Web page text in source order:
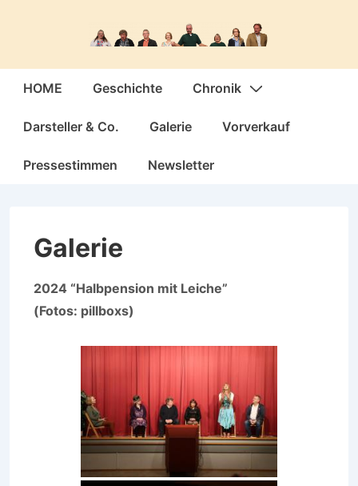
Hauptnavigation
HOME Geschichte Chronik
Darsteller & Co. Galerie Vorverkauf
Pressestimmen Newsletter
Galerie
2024 “Halbpension mit Leiche”
(Fotos: pillboxs)